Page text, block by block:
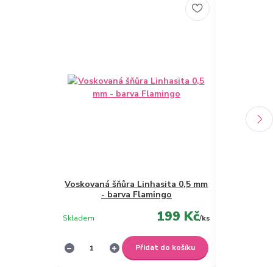
Voskovaná šňůra Linhasita 0,5 mm
- barva Flamingo
199 Kč/ks
Skladem
Přidat do košíku